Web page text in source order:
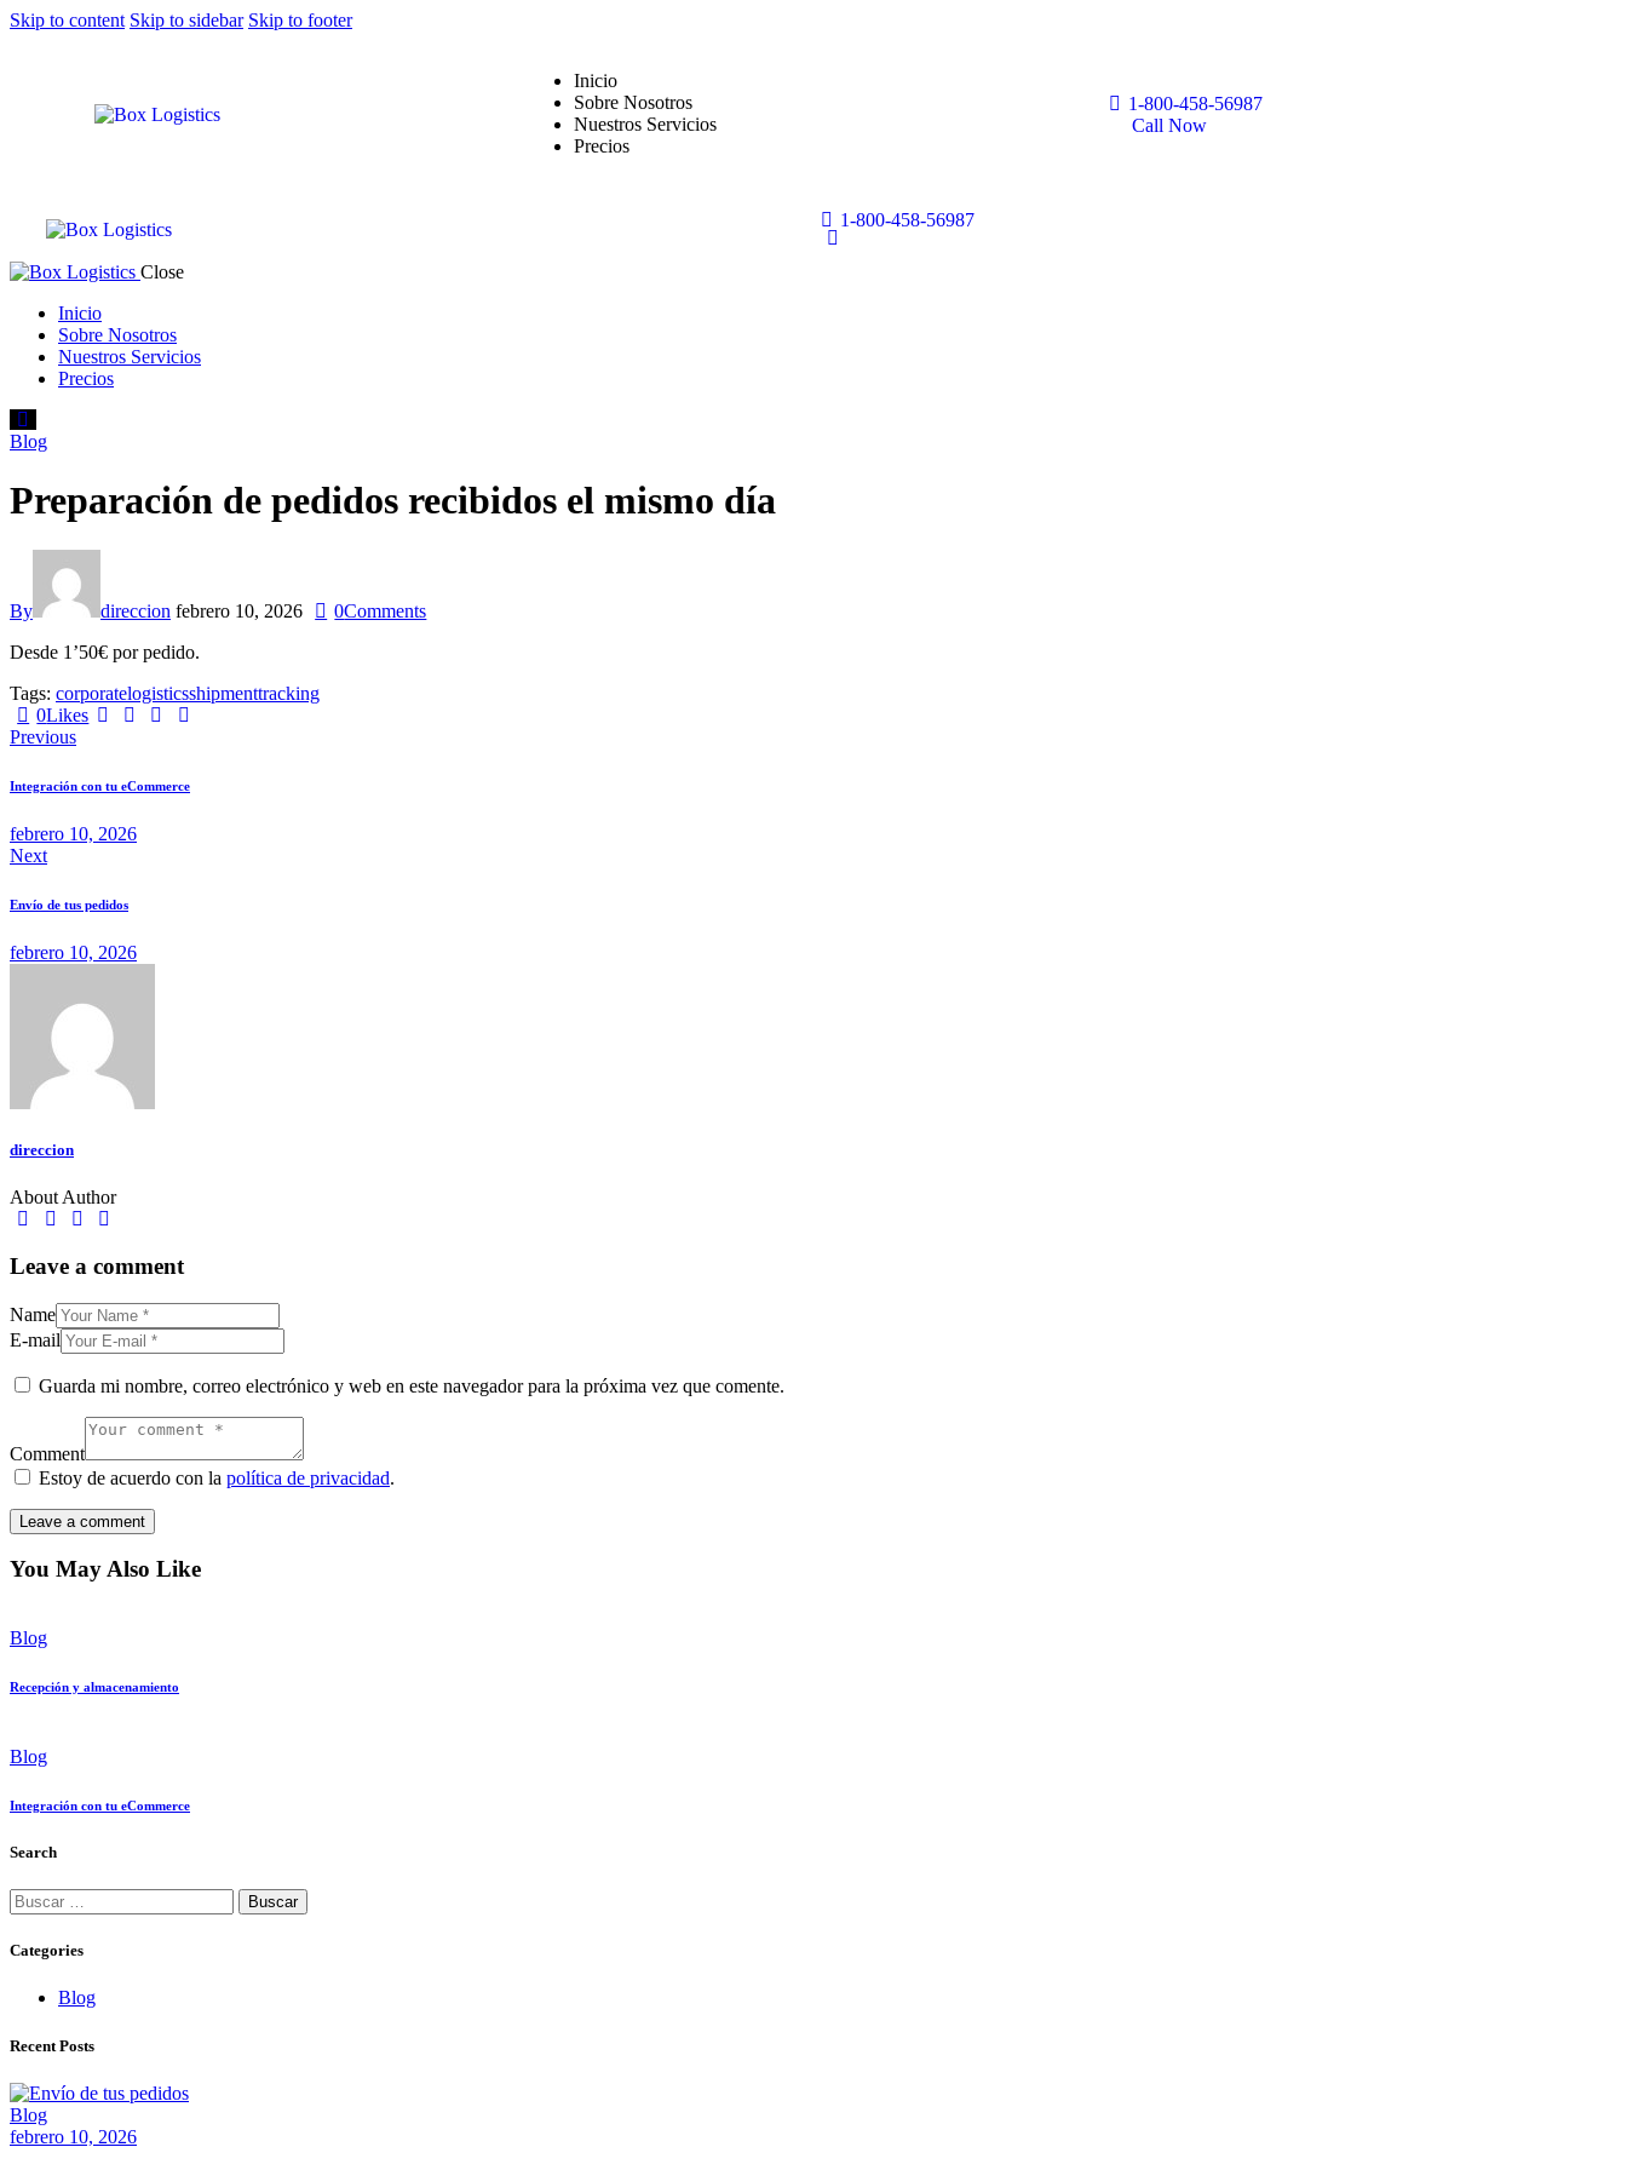
Skip to content Skip to sidebar Skip to footer
Inicio
Sobre Nosotros
Nuestros Servicios
Precios
1-800-458-56987
Call Now
1-800-458-56987
Close
Inicio
Sobre Nosotros
Nuestros Servicios
Precios
Blog
Preparación de pedidos recibidos el mismo día
By direccion febrero 10, 2026 0Comments
Desde 1’50€ por pedido.
Tags: corporatelogisticsshipmenttracking
0Likes
Previous
Integración con tu eCommerce
febrero 10, 2026
Next
Envío de tus pedidos
febrero 10, 2026
direccion
About Author
Leave a comment
Name
E-mail
Guarda mi nombre, correo electrónico y web en este navegador para la próxima vez que comente.
Comment
Estoy de acuerdo con la política de privacidad.
You May Also Like
Blog
Recepción y almacenamiento
Blog
Integración con tu eCommerce
Search
Categories
Blog
Recent Posts
Blog
febrero 10, 2026